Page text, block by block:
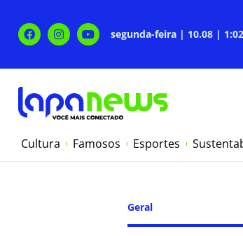
segunda-feira | 10.08 |
Cultura Famosos Esportes
Geral